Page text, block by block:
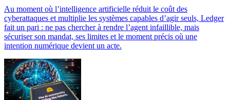
Au moment où l’intelligence artificielle réduit le coût des
cyberattaques et multiplie les systèmes capables d’agir seuls, Ledger
fait un pari : ne pas chercher à rendre l’agent infaillible, mais
sécuriser son mandat, ses limites et le moment précis où une
intention numérique devient un acte.